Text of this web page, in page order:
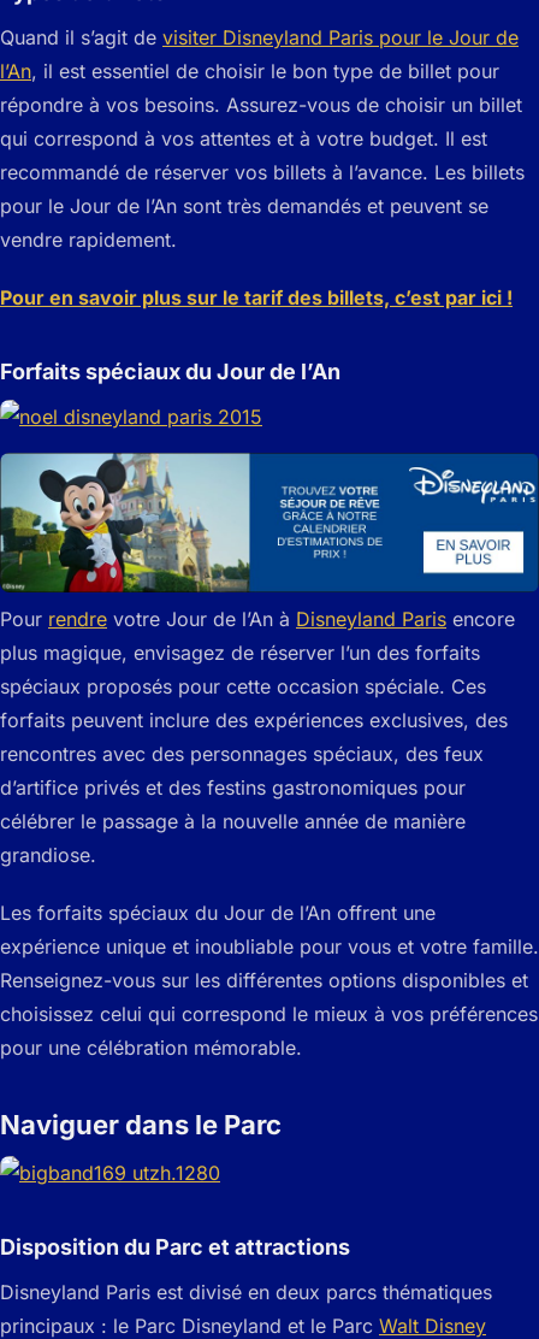
Quand il s’agit de visiter Disneyland Paris pour le Jour de
l’An, il est essentiel de choisir le bon type de billet pour
répondre à vos besoins. Assurez-vous de choisir un billet
qui correspond à vos attentes et à votre budget. Il est
recommandé de réserver vos billets à l’avance. Les billets
pour le Jour de l’An sont très demandés et peuvent se
vendre rapidement.
Pour en savoir plus sur le tarif des billets, c’est par ici !
Forfaits spéciaux du Jour de l’An
Pour rendre votre Jour de l’An à Disneyland Paris encore
plus magique, envisagez de réserver l’un des forfaits
spéciaux proposés pour cette occasion spéciale. Ces
forfaits peuvent inclure des expériences exclusives, des
rencontres avec des personnages spéciaux, des feux
d’artifice privés et des festins gastronomiques pour
célébrer le passage à la nouvelle année de manière
grandiose.
Les forfaits spéciaux du Jour de l’An offrent une
expérience unique et inoubliable pour vous et votre famille.
Renseignez-vous sur les différentes options disponibles et
choisissez celui qui correspond le mieux à vos préférences
pour une célébration mémorable.
Naviguer dans le Parc
Disposition du Parc et attractions
Disneyland Paris est divisé en deux parcs thématiques
principaux : le Parc Disneyland et le Parc Walt Disney